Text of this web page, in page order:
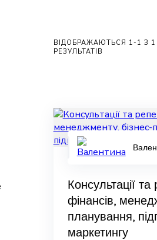
ВІДОБРАЖАЮТЬСЯ 1-1 З 1
РЕЗУЛЬТАТІВ
Консультації
фінансів,
планування,
маркетингу